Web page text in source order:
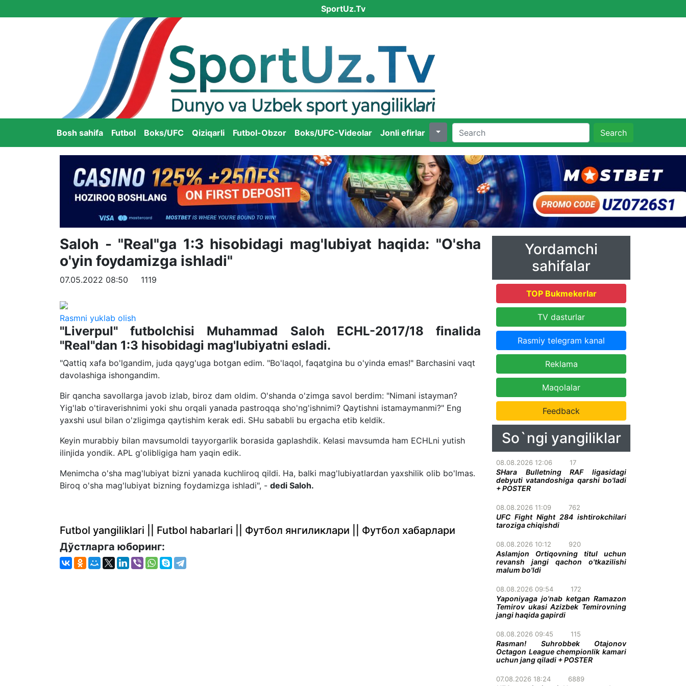
SportUz.Tv
Bosh sahifa Futbol Boks/UFC Qiziqarli Futbol-Obzor Boks/UFC-Videolar Jonli efirlar Search
Saloh - "Real"ga 1:3 hisobidagi mag'lubiyat haqida: "O'sha
o'yin foydamizga ishladi"
07.05.2022 08:50 1119
Rasmni yuklab olish
"Liverpul" futbolchisi Muhammad Saloh ECHL-2017/18 finalida
"Real"dan 1:3 hisobidagi mag'lubiyatni esladi.
"Qattiq xafa bo'lgandim, juda qayg'uga botgan edim. "Bo'laqol, faqatgina bu o'yinda emas!" Barchasini vaqt
davolashiga ishongandim.
Bir qancha savollarga javob izlab, biroz dam oldim. O'shanda o'zimga savol berdim: "Nimani istayman?
Yig'lab o'tiraverishnimi yoki shu orqali yanada pastroqqa sho'ng'ishnimi? Qaytishni istamaymanmi?" Eng
yaxshi usul bilan o'zligimga qaytishim kerak edi. SHu sababli bu ergacha etib keldik.
Keyin murabbiy bilan mavsumoldi tayyorgarlik borasida gaplashdik. Kelasi mavsumda ham ECHLni yutish
ilinjida yondik. APL g'olibligiga ham yaqin edik.
Menimcha o'sha mag'lubiyat bizni yanada kuchliroq qildi. Ha, balki mag'lubiyatlardan yaxshilik olib bo'lmas.
Biroq o'sha mag'lubiyat bizning foydamizga ishladi", - dedi Saloh.
Futbol yangiliklari || Futbol habarlari || Футбол янгиликлари || Футбол хабарлари
Дўстларга юборинг:
Yordamchi
sahifalar
TOP Bukmekerlar
TV dasturlar
Rasmiy telegram kanal
Reklama
Maqolalar
Feedback
So`ngi yangiliklar
08.08.2026 12:06 17
SHara Bulletning RAF ligasidagi
debyuti vatandoshiga qarshi bo'ladi
+ POSTER
08.08.2026 11:09 762
UFC Fight Night 284 ishtirokchilari
taroziga chiqishdi
08.08.2026 10:12 920
Aslamjon Ortiqovning titul uchun
revansh jangi qachon o'tkazilishi
malum bo'ldi
08.08.2026 09:54 172
Yaponiyaga jo'nab ketgan Ramazon
Temirov ukasi Azizbek Temirovning
jangi haqida gapirdi
08.08.2026 09:45 115
Rasman! Suhrobbek Otajonov
Octagon League chempionlik kamari
uchun jang qiladi + POSTER
07.08.2026 18:24 6889